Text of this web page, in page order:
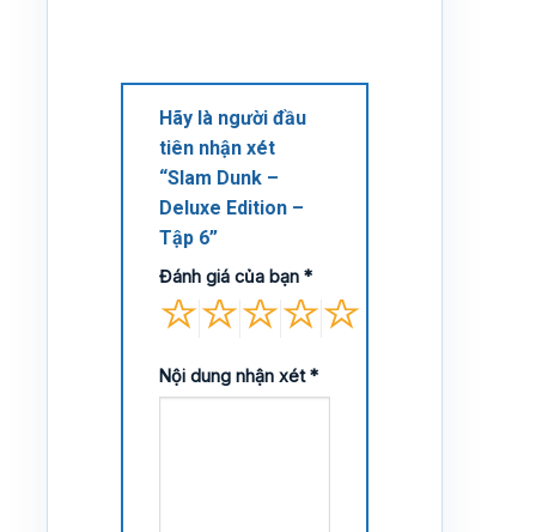
Hãy là người đầu
tiên nhận xét
“Slam Dunk –
Deluxe Edition –
Tập 6”
Đánh giá của bạn *
Nội dung nhận xét*